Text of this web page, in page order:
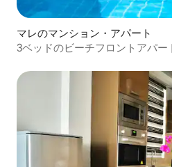
マレのマンション・アパート
3ベッドのビーチフロントアパー